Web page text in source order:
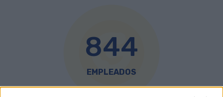
844
EMPLEADOS